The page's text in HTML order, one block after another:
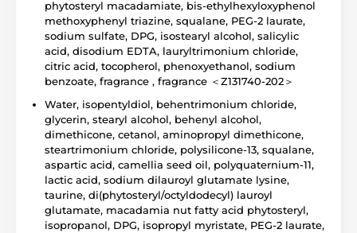
phytosteryl macadamiate, bis-ethylhexyloxyphenol
methoxyphenyl triazine, squalane, PEG-2 laurate,
sodium sulfate, DPG, isostearyl alcohol, salicylic
acid, disodium EDTA, lauryltrimonium chloride,
citric acid, tocopherol, phenoxyethanol, sodium
benzoate, fragrance , fragrance ＜Z131740-202＞
Water, isopentyldiol, behentrimonium chloride,
glycerin, stearyl alcohol, behenyl alcohol,
dimethicone, cetanol, aminopropyl dimethicone,
steartrimonium chloride, polysilicone-13, squalane,
aspartic acid, camellia seed oil, polyquaternium-11,
lactic acid, sodium dilauroyl glutamate lysine,
taurine, di(phytosteryl/octyldodecyl) lauroyl
glutamate, macadamia nut fatty acid phytosteryl,
isopropanol, DPG, isopropyl myristate, PEG-2 laurate,